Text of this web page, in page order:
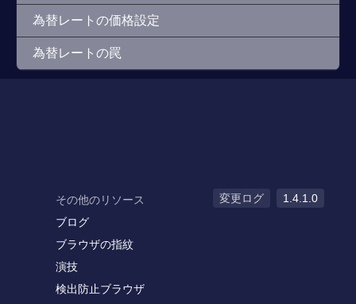
為替レートの価格設定
為替レートの罠
その他のリソース
ブログ
ブラウザの指紋
演技
検出防止ブラウザ
変更ログ 1.4.1.0